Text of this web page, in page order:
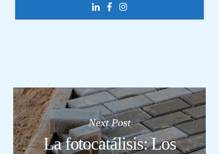
Next Post
La fotocatálisis: Los